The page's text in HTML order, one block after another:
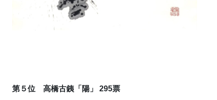
第５位 高橋古銕「陽」 295票